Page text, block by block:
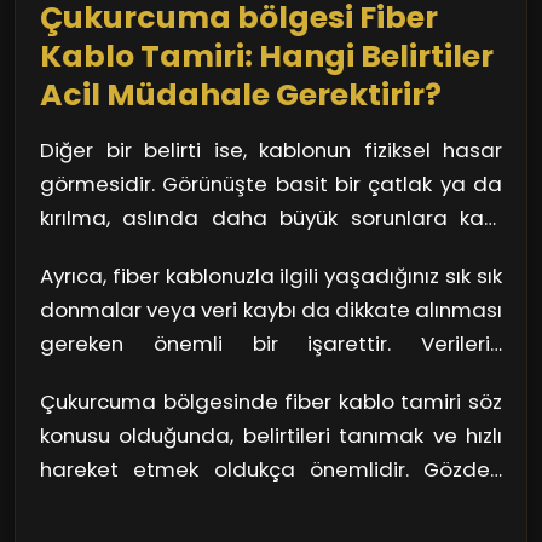
kolaylaştıracaktır. Bu durumda, Çukurcuma
bölgesinde uzman hizmet sağlayıcıları ile
işbirliği yapmak, her zaman en doğru tercih
olacaktır.
Çukurcuma bölgesi Fiber
Kablo Tamiri: Hangi Belirtiler
Acil Müdahale Gerektirir?
Diğer bir belirti ise, kablonun fiziksel hasar
görmesidir. Görünüşte basit bir çatlak ya da
kırılma, aslında daha büyük sorunlara kapı
düzenli olarak kontrol etmekten geçiyor.
Kablonuzu incelediğinizde, herhangi bir
kopma veya dışarıdan gelen bir hasar
gördüğünüzde, hemen bir uzmandan yardım
almak en doğru adım olur. Unutmayın ki, küçük
bir sorun dikkate alınmadığında büyüyebilir.
Ayrıca, fiber kablonuzla ilgili yaşadığınız sık sık
donmalar veya veri kaybı da dikkate alınması
gereken önemli bir işarettir. Verilerin
çalışıp çalışmadığını gösterir. İnternette
"duraksama" gibi bir his, bir tehlikenin
habercisi olabilir. Böyle bir durumda,
Çukurcuma bölgesinde fiber kablo tamiri söz
konusu olduğunda, belirtileri tanımak ve hızlı
hareket etmek oldukça önemlidir. Gözden